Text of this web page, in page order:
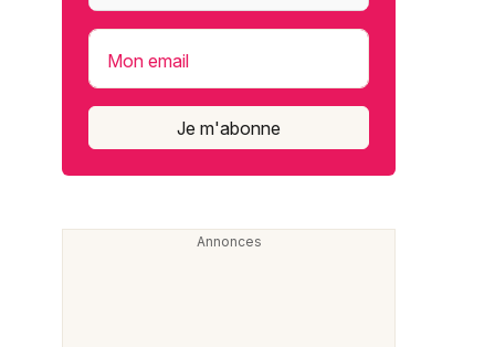
Mon email
Je m'abonne